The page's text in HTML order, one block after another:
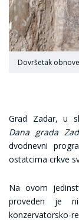
Dovršetak
Grad Zadar, u
Dana grada
dvodnevni
ostatcima crkve
Na ovom
proveden je